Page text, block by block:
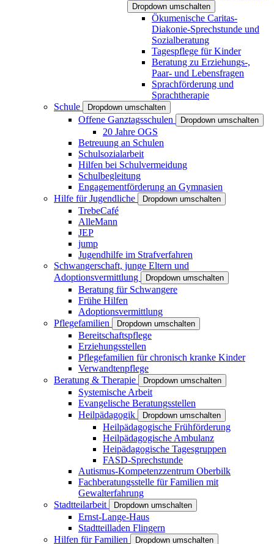
Dropdown umschalten
Ökumenische Caritas-
Diakonie-Sprechstunde und
Sozialberatung
Tagespflege für Kinder
Beratung zu Erziehungs-,
Paar- und Lebensfragen
Sprachförderung und
Sprachtherapie
Schule
Dropdown umschalten
Offene Ganztagsschulen Dropdown umschalten
20 Jahre OGS
Betreuung an Schulen
Schulsozialarbeit
Hilfen bei Schulvermeidung
Schulbegleitung
Engagementförderung an Gymnasien
Hilfe für Jugendliche
Dropdown umschalten
TrebeCafé
AlleMann
JEP
jump
Jugendhilfe im Strafverfahren
Schwangerschaft, junge Eltern und
Adoptionsvermittlung
Dropdown umschalten
Beratung für Schwangere
Frühe Hilfen
Adoptionsvermittlung
Pflegefamilien
Dropdown umschalten
Bereitschaftspflege
Erziehungsstellen
Pflegefamilien für chronisch kranke Kinder
Verwandtenpflege
Beratung & Therapie
Dropdown umschalten
Systemische Arbeit
Evangelische Beratungsstellen
Heilpädagogik
Dropdown umschalten
Heilpädagogische Frühförderung
Heilpädagogische Ambulanz
Heipädagogische Tagesgruppen
FASD-Sprechstunde
Autismus-Kompetenzzentrum Oberbilk
Fachberatungsstelle für Familien mit
Gewalterfahrung
Stadtteilarbeit
Dropdown umschalten
Ernst-Lange-Haus
Stadtteilladen Flingern
Hilfen für Familien
Dropdown umschalten